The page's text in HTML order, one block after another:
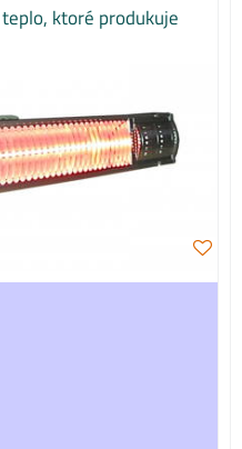
ktoré produkuje